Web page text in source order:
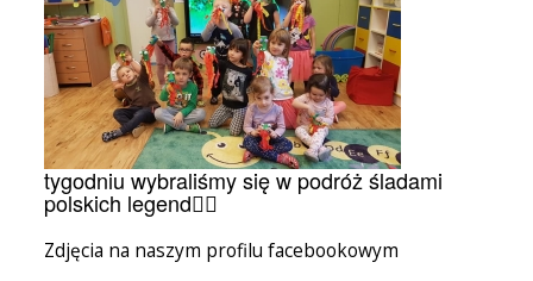
tygodniu wybraliśmy się w podróż śladami
polskich legend🧜‍♀️
Zdjęcia na naszym profilu facebookowym